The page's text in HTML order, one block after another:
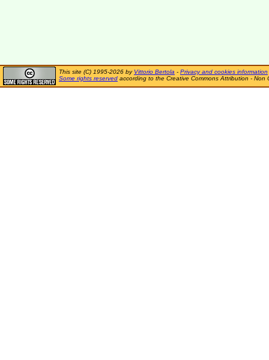
This site (C) 1995-2026 by Vittorio Bertola - Privacy and cookies information
Some rights reserved according to the Creative Commons Attribution - Non